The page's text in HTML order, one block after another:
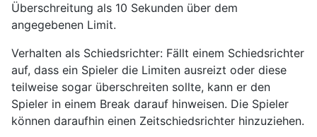
Überschreitung als 10 Sekunden über dem
angegebenen Limit.
Verhalten als Schiedsrichter: Fällt einem Schiedsrichter
auf, dass ein Spieler die Limiten ausreizt oder diese
teilweise sogar überschreiten sollte, kann er den
Spieler in einem Break darauf hinweisen. Die Spieler
können daraufhin einen Zeitschiedsrichter hinzuziehen.